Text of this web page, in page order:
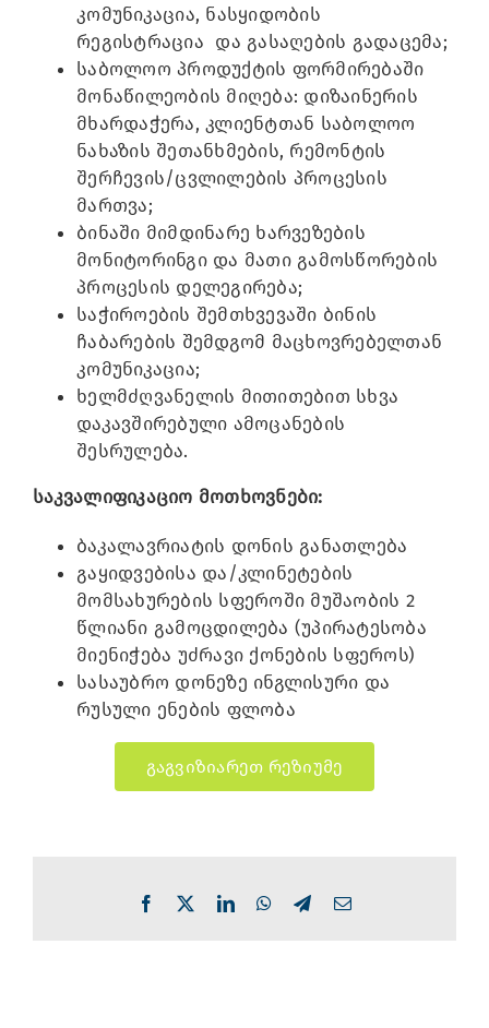
კომუნიკაცია, ნასყიდობის
რეგისტრაცია და გასაღების გადაცემა;
საბოლოო პროდუქტის ფორმირებაში
მონაწილეობის მიღება: დიზაინერის
მხარდაჭერა, კლიენტთან საბოლოო
ნახაზის შეთანხმების, რემონტის
შერჩევის/ცვლილების პროცესის
მართვა;
ბინაში მიმდინარე ხარვეზების
მონიტორინგი და მათი გამოსწორების
პროცესის დელეგირება;
საჭიროების შემთხვევაში ბინის
ჩაბარების შემდგომ მაცხოვრებელთან
კომუნიკაცია;
ხელმძღვანელის მითითებით სხვა
დაკავშირებული ამოცანების
შესრულება.
საკვალიფიკაციო მოთხოვნები:
ბაკალავრიატის დონის განათლება
გაყიდვებისა და/კლინეტების
მომსახურების სფეროში მუშაობის 2
წლიანი გამოცდილება (უპირატესობა
მიენიჭება უძრავი ქონების სფეროს)
სასაუბრო დონეზე ინგლისური და
რუსული ენების ფლობა
გაგვიზიარეთ რეზიუმე
Facebook LinkedInWhatsApp
TelegramEmail